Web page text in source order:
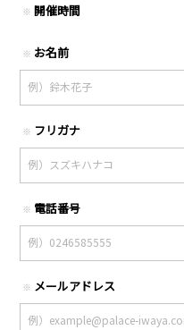
※ 開催時間
※ お名前
※ フリガナ
※ 電話番号
※ メールアドレス